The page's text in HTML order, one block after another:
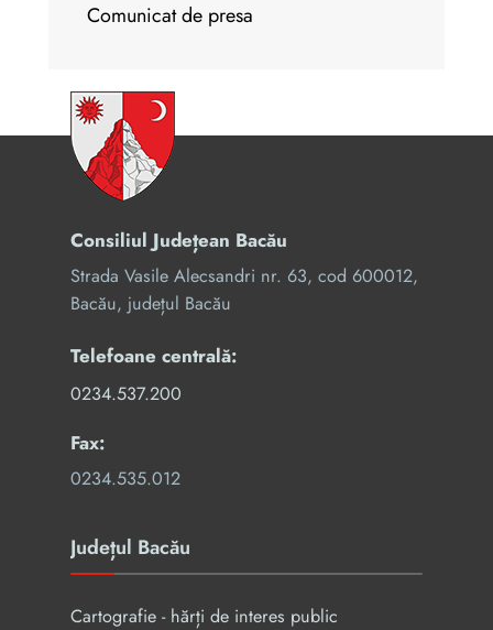
Comunicat de presa
Consiliul Județean Bacău
Strada Vasile Alecsandri nr. 63, cod 600012,
Bacău, județul Bacău
Telefoane centrală:
0234.537.200
Fax:
0234.535.012
Județul Bacău
Cartografie - hărți de interes public